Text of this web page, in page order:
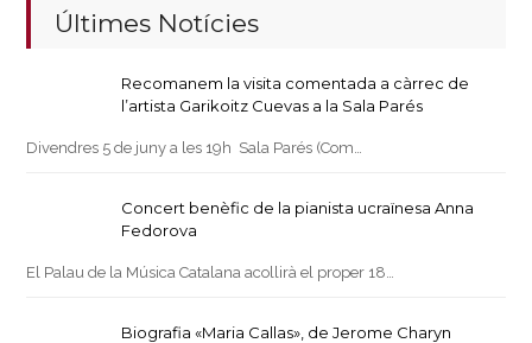
Últimes Notícies
Recomanem la visita comentada a càrrec de
l’artista Garikoitz Cuevas a la Sala Parés
Divendres 5 de juny a les 19h Sala Parés (Com…
Concert benèfic de la pianista ucraïnesa Anna
Fedorova
El Palau de la Música Catalana acollirà el proper 18…
Biografia «Maria Callas», de Jerome Charyn